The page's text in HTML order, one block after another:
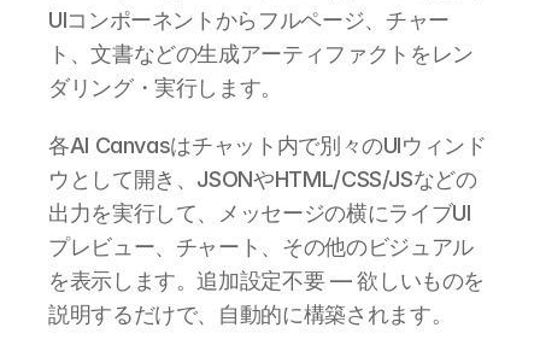
UIコンポーネントからフルページ、チャー
ト、文書などの生成アーティファクトをレン
ダリング・実行します。
各AI Canvasはチャット内で別々のUIウィンド
ウとして開き、JSONやHTML/CSS/JSなどの
出力を実行して、メッセージの横にライブUI
プレビュー、チャート、その他のビジュアル
を表示します。追加設定不要 — 欲しいものを
説明するだけで、自動的に構築されます。